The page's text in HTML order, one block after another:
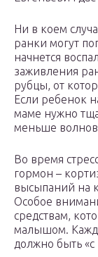
Ни в коем
ранки могут
начнется
заживления
рубцы, от
Если ребенок
маме нужно
меньше
Во время
гормон –
высыпаний на
Особое
средствам,
малышом.
должно быть